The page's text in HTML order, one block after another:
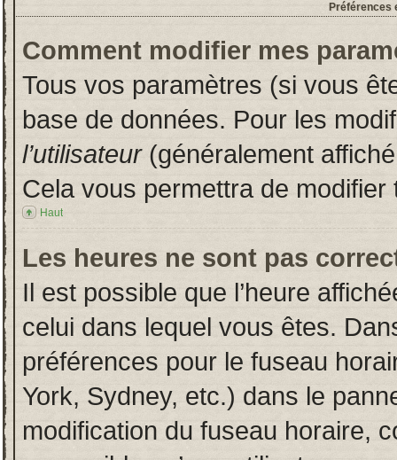
Préférences
Comment modifier mes
Tous vos paramètres (si vous
base de données. Pour les
l’utilisateur(généralement
Cela vous permettra de
Haut
Les heures ne sont pas
Il est possible que l’heure
celui dans lequel vous êtes.
préférences pour le fuseau
York, Sydney, etc.) dans le
modification du fuseau horaire,